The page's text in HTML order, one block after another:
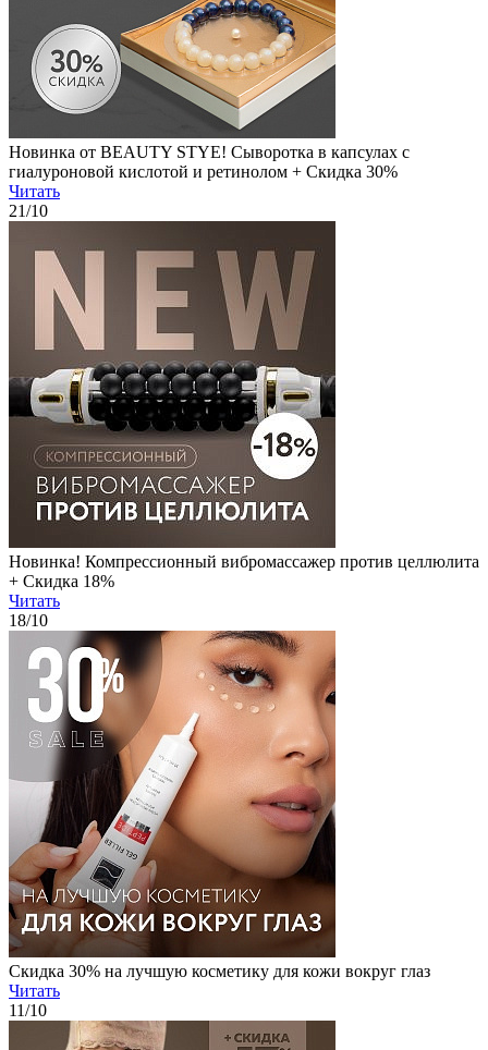
Новинка от BEAUTY STYE! Сыворотка в капсулах с
гиалуроновой кислотой и ретинолом + Скидка 30%
Читать
21/10
Новинка! Компрессионный вибромассажер против целлюлита
+ Скидка 18%
Читать
18/10
Скидка 30% на лучшую косметику для кожи вокруг глаз
Читать
11/10